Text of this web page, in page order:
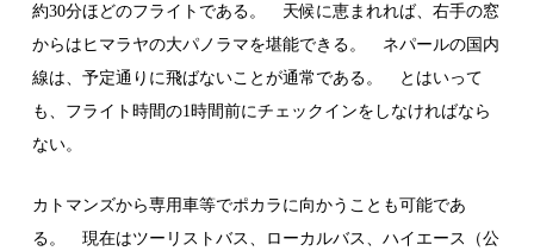
約30分ほどのフライトである。 天候に恵まれれば、右手の窓
からはヒマラヤの大パノラマを堪能できる。 ネパールの国内
線は、予定通りに飛ばないことが通常である。 とはいって
も、フライト時間の1時間前にチェックインをしなければなら
ない。
カトマンズから専用車等でポカラに向かうことも可能であ
る。 現在はツーリストバス、ローカルバス、ハイエース（公